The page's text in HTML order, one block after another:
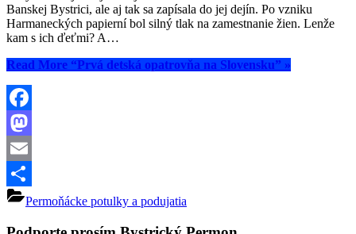
Banskej Bystrici, ale aj tak sa zapísala do jej dejín. Po vzniku
Harmaneckých papierní bol silný tlak na zamestnanie žien. Lenže
kam s ich ďeťmi? A…
Read More “Prvá detská opatrovňa na Slovensku” »
Facebook
Mastodon
Email
SharePermoňácke potulky a podujatia